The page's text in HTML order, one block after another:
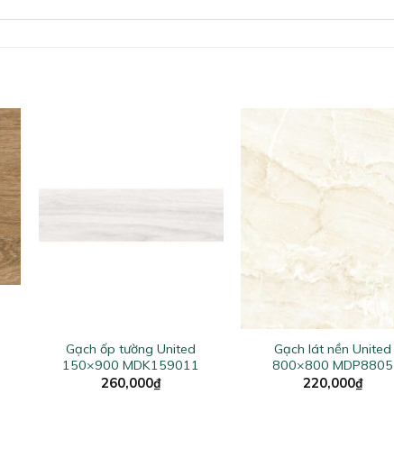
Gạch ốp tường United
150×900 MDK159011
260,000₫
Gạch lát nền United
800×800 MDP8805
220,000₫